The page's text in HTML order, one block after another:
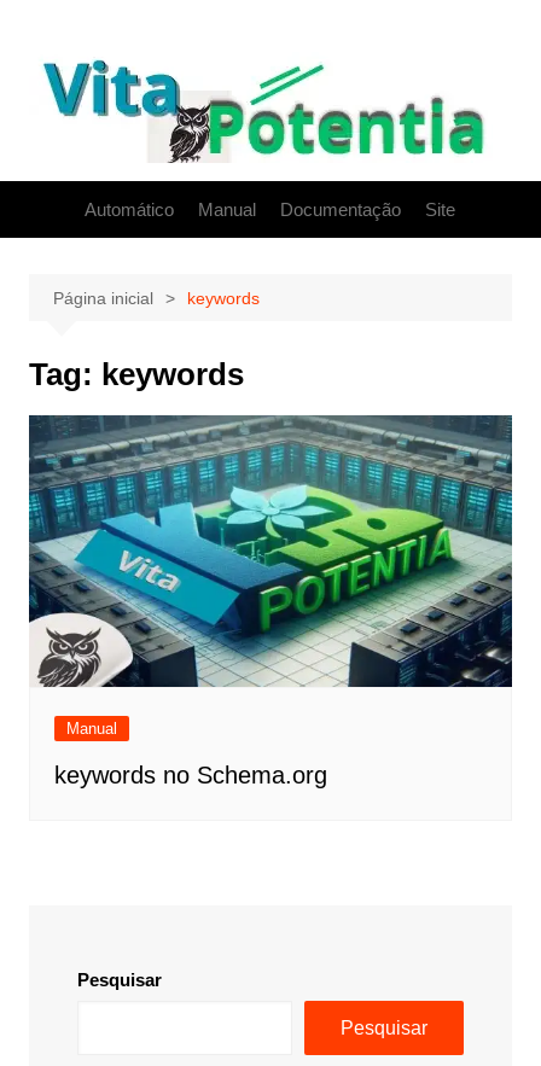
conteúdo
Automático Manual Documentação Site
Página inicial keywords
Tag: keywords
Manual
keywords no Schema.org
Pesquisar
Pesquisar